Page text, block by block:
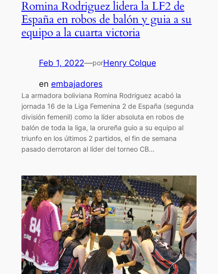
Romina Rodriguez lidera la LF2 de
España en robos de balón y guia a su
equipo a la cuarta victoria
Feb 1, 2022—porHenry Colque
en embajadores
La armadora boliviana Romina Rodriguez acabó la
jornada 16 de la Liga Femenina 2 de España (segunda
división femenil) como la líder absoluta en robos de
balón de toda la liga, la orureña guio a su equipo al
triunfo en los últimos 2 partidos, el fin de semana
pasado derrotaron al líder del torneo CB…